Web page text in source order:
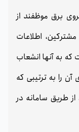
برق موظفند از
اطلاعات
به آنها انشعاب
را به ترتیبی که
طریق سامانه در